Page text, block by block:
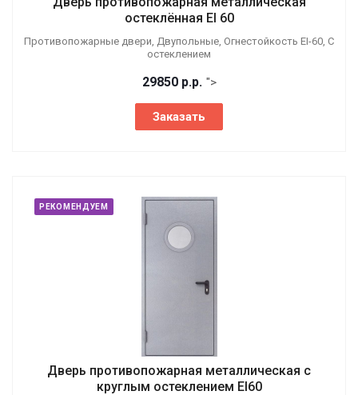
остеклённая EI 60
Противопожарные двери, Двупольные, Огнестойкость EI-60, С
остеклением
29850 р.р. ">
Заказать
РЕКОМЕНДУЕМ
Дверь противопожарная металлическая с
круглым остеклением EI60